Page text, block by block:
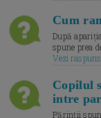
Cum
După
spune prea
Vezi
Copilul
intre
Părinții